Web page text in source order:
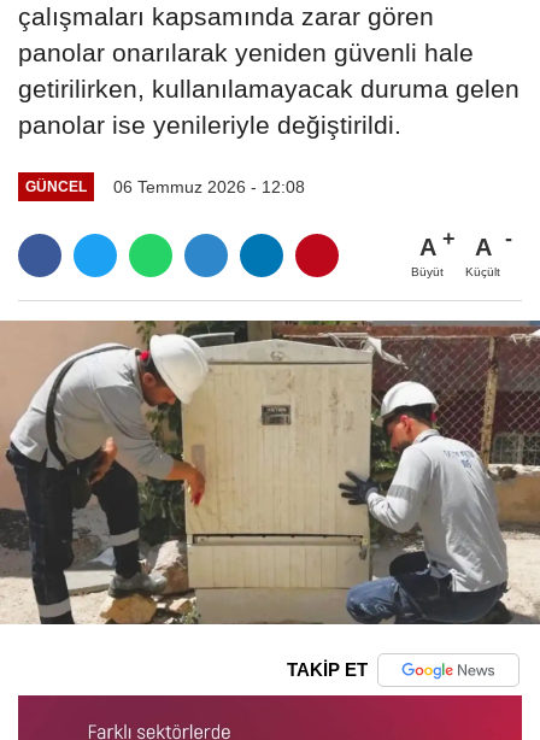
çalışmaları kapsamında zarar gören
panolar onarılarak yeniden güvenli hale
getirilirken, kullanılamayacak duruma gelen
panolar ise yenileriyle değiştirildi.
GÜNCEL 06 Temmuz 2026 - 12:08
A
Büyüt
A
Küçült
TAKİP ET